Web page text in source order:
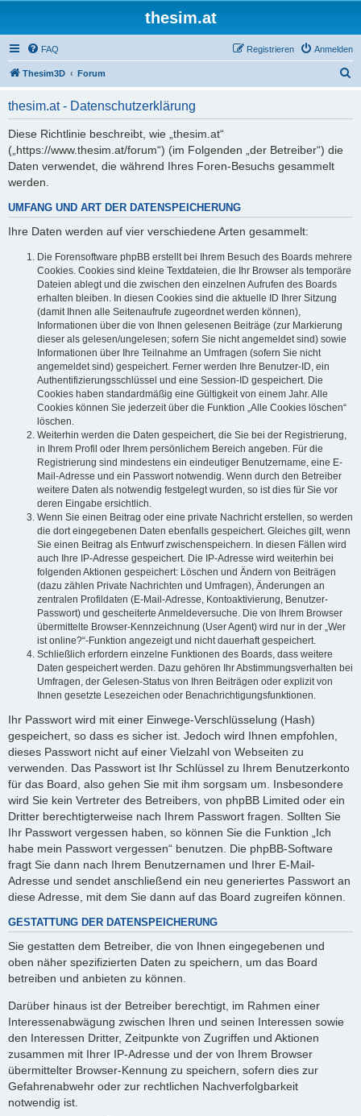
thesim.at
FAQ Anmelden
Registrieren
Thesim3D Forum
thesim.at - Datenschutzerklärung
Diese Richtlinie beschreibt, wie „thesim.at“
(„https://www.thesim.at/forum“) (im Folgenden „der Betreiber“) die
Daten verwendet, die während Ihres Foren-Besuchs gesammelt
werden.
UMFANG UND ART DER DATENSPEICHERUNG
Ihre Daten werden auf vier verschiedene Arten gesammelt:
Die Forensoftware phpBB erstellt bei Ihrem Besuch des Boards mehrere
Cookies. Cookies sind kleine Textdateien, die Ihr Browser als temporäre
Dateien ablegt und die zwischen den einzelnen Aufrufen des Boards
erhalten bleiben. In diesen Cookies sind die aktuelle ID Ihrer Sitzung
(damit Ihnen alle Seitenaufrufe zugeordnet werden können),
Informationen über die von Ihnen gelesenen Beiträge (zur Markierung
dieser als gelesen/ungelesen; sofern Sie nicht angemeldet sind) sowie
Informationen über Ihre Teilnahme an Umfragen (sofern Sie nicht
angemeldet sind) gespeichert. Ferner werden Ihre Benutzer-ID, ein
Authentifizierungsschlüssel und eine Session-ID gespeichert. Die
Cookies haben standardmäßig eine Gültigkeit von einem Jahr. Alle
Cookies können Sie jederzeit über die Funktion „Alle Cookies löschen“
löschen.
Weiterhin werden die Daten gespeichert, die Sie bei der Registrierung,
in Ihrem Profil oder Ihrem persönlichem Bereich angeben. Für die
Registrierung sind mindestens ein eindeutiger Benutzername, eine E-
Mail-Adresse und ein Passwort notwendig. Wenn durch den Betreiber
weitere Daten als notwendig festgelegt wurden, so ist dies für Sie vor
deren Eingabe ersichtlich.
Wenn Sie einen Beitrag oder eine private Nachricht erstellen, so werden
die dort eingegebenen Daten ebenfalls gespeichert. Gleiches gilt, wenn
Sie einen Beitrag als Entwurf zwischenspeichern. In diesen Fällen wird
auch Ihre IP-Adresse gespeichert. Die IP-Adresse wird weiterhin bei
folgenden Aktionen gespeichert: Löschen und Ändern von Beiträgen
(dazu zählen Private Nachrichten und Umfragen), Änderungen an
zentralen Profildaten (E-Mail-Adresse, Kontoaktivierung, Benutzer-
Passwort) und gescheiterte Anmeldeversuche. Die von Ihrem Browser
übermittelte Browser-Kennzeichnung (User Agent) wird nur in der „Wer
ist online?“-Funktion angezeigt und nicht dauerhaft gespeichert.
Schließlich erfordern einzelne Funktionen des Boards, dass weitere
Daten gespeichert werden. Dazu gehören Ihr Abstimmungsverhalten bei
Umfragen, der Gelesen-Status von Ihren Beiträgen oder explizit von
Ihnen gesetzte Lesezeichen oder Benachrichtigungsfunktionen.
Ihr Passwort wird mit einer Einwege-Verschlüsselung (Hash)
gespeichert, so dass es sicher ist. Jedoch wird Ihnen empfohlen,
dieses Passwort nicht auf einer Vielzahl von Webseiten zu
verwenden. Das Passwort ist Ihr Schlüssel zu Ihrem Benutzerkonto
für das Board, also gehen Sie mit ihm sorgsam um. Insbesondere
wird Sie kein Vertreter des Betreibers, von phpBB Limited oder ein
Dritter berechtigterweise nach Ihrem Passwort fragen. Sollten Sie
Ihr Passwort vergessen haben, so können Sie die Funktion „Ich
habe mein Passwort vergessen“ benutzen. Die phpBB-Software
fragt Sie dann nach Ihrem Benutzernamen und Ihrer E-Mail-
Adresse und sendet anschließend ein neu generiertes Passwort an
diese Adresse, mit dem Sie dann auf das Board zugreifen können.
GESTATTUNG DER DATENSPEICHERUNG
Sie gestatten dem Betreiber, die von Ihnen eingegebenen und
oben näher spezifizierten Daten zu speichern, um das Board
betreiben und anbieten zu können.
Darüber hinaus ist der Betreiber berechtigt, im Rahmen einer
Interessenabwägung zwischen Ihren und seinen Interessen sowie
den Interessen Dritter, Zeitpunkte von Zugriffen und Aktionen
zusammen mit Ihrer IP-Adresse und der von Ihrem Browser
übermittelter Browser-Kennung zu speichern, sofern dies zur
Gefahrenabwehr oder zur rechtlichen Nachverfolgbarkeit
notwendig ist.